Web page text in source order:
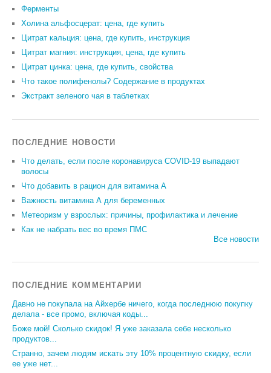
Ферменты
Холина альфосцерат: цена, где купить
Цитрат кальция: цена, где купить, инструкция
Цитрат магния: инструкция, цена, где купить
Цитрат цинка: цена, где купить, свойства
Что такое полифенолы? Содержание в продуктах
Экстракт зеленого чая в таблетках
ПОСЛЕДНИЕ НОВОСТИ
Что делать, если после коронавируса COVID-19 выпадают
волосы
Что добавить в рацион для витамина А
Важность витамина А для беременных
Метеоризм у взрослых: причины, профилактика и лечение
Как не набрать вес во время ПМС
Все новости
ПОСЛЕДНИЕ КОММЕНТАРИИ
Давно не покупала на Айхербе ничего, когда последнюю покупку
делала - все промо, включая коды...
Боже мой! Сколько скидок! Я уже заказала себе несколько
продуктов...
Странно, зачем людям искать эту 10% процентную скидку, если
ее уже нет...